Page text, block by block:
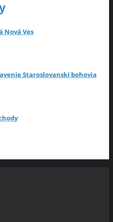
Nová Ves
Staroslovanskí bohovia